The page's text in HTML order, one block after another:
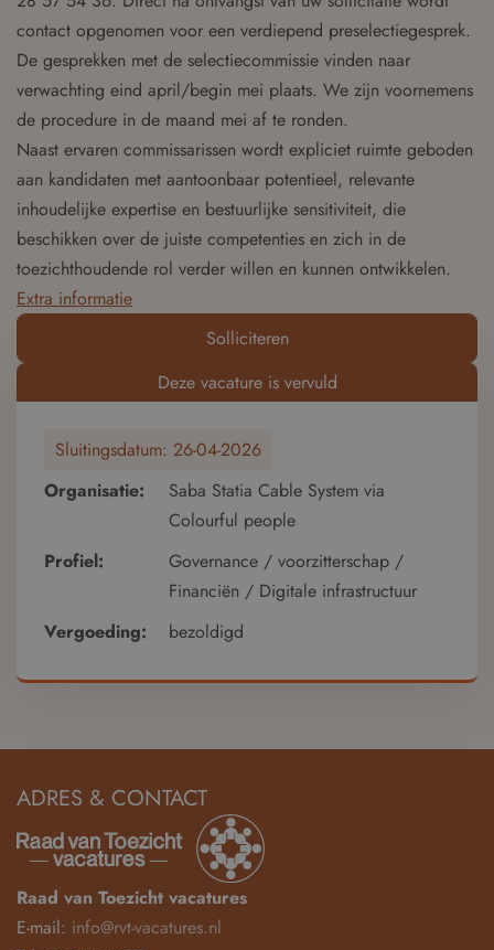
contact opgenomen voor een verdiepend preselectiegesprek.
De gesprekken met de selectiecommissie vinden naar
verwachting eind april/begin mei plaats. We zijn voornemens
de procedure in de maand mei af te ronden.
Naast ervaren commissarissen wordt expliciet ruimte geboden
aan kandidaten met aantoonbaar potentieel, relevante
inhoudelijke expertise en bestuurlijke sensitiviteit, die
beschikken over de juiste competenties en zich in de
toezichthoudende rol verder willen en kunnen ontwikkelen.
Extra informatie
Solliciteren
Deze vacature is vervuld
Sluitingsdatum: 26-04-2026
Organisatie:
Saba Statia Cable System via
Colourful people
Profiel:
Governance / voorzitterschap /
Financiën / Digitale infrastructuur
Vergoeding:
bezoldigd
ADRES & CONTACT
Raad van Toezicht vacatures
E-mail: info@rvt-vacatures.nl